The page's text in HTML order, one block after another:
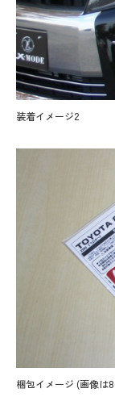
装着イメージ2
梱包イメージ (画像は